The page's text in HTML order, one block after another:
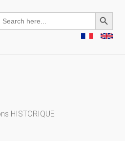
for:
Search Button
HISTORIQUE